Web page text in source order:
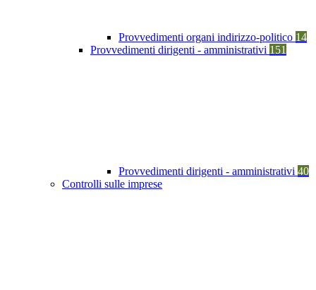
Provvedimenti organi indirizzo-politico 14
Provvedimenti dirigenti - amministrativi 151
Provvedimenti dirigenti - amministrativi 40
Controlli sulle imprese